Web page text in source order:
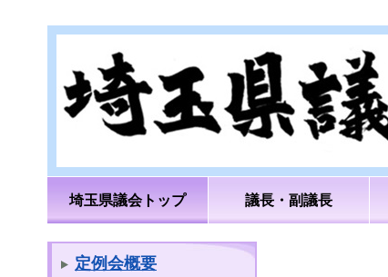
埼玉県議会トップ 議長・副議長
定例会概要